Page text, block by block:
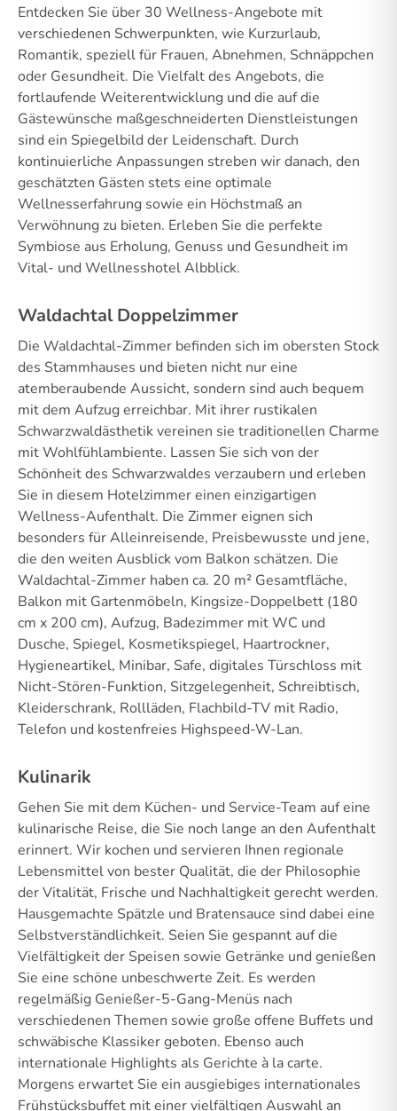
Entdecken Sie über 30 Wellness-Angebote mit
verschiedenen Schwerpunkten, wie Kurzurlaub,
Romantik, speziell für Frauen, Abnehmen, Schnäppchen
oder Gesundheit. Die Vielfalt des Angebots, die
fortlaufende Weiterentwicklung und die auf die
Gästewünsche maßgeschneiderten Dienstleistungen
sind ein Spiegelbild der Leidenschaft. Durch
kontinuierliche Anpassungen streben wir danach, den
geschätzten Gästen stets eine optimale
Wellnesserfahrung sowie ein Höchstmaß an
Verwöhnung zu bieten. Erleben Sie die perfekte
Symbiose aus Erholung, Genuss und Gesundheit im
Vital- und Wellnesshotel Albblick.
Waldachtal Doppelzimmer
Die Waldachtal-Zimmer befinden sich im obersten Stock
des Stammhauses und bieten nicht nur eine
atemberaubende Aussicht, sondern sind auch bequem
mit dem Aufzug erreichbar. Mit ihrer rustikalen
Schwarzwaldästhetik vereinen sie traditionellen Charme
mit Wohlfühlambiente. Lassen Sie sich von der
Schönheit des Schwarzwaldes verzaubern und erleben
Sie in diesem Hotelzimmer einen einzigartigen
Wellness-Aufenthalt. Die Zimmer eignen sich
besonders für Alleinreisende, Preisbewusste und jene,
die den weiten Ausblick vom Balkon schätzen. Die
Waldachtal-Zimmer haben ca. 20 m² Gesamtfläche,
Balkon mit Gartenmöbeln, Kingsize-Doppelbett (180
cm x 200 cm), Aufzug, Badezimmer mit WC und
Dusche, Spiegel, Kosmetikspiegel, Haartrockner,
Hygieneartikel, Minibar, Safe, digitales Türschloss mit
Nicht-Stören-Funktion, Sitzgelegenheit, Schreibtisch,
Kleiderschrank, Rollläden, Flachbild-TV mit Radio,
Telefon und kostenfreies Highspeed-W-Lan.
Kulinarik
Gehen Sie mit dem Küchen- und Service-Team auf eine
kulinarische Reise, die Sie noch lange an den Aufenthalt
erinnert. Wir kochen und servieren Ihnen regionale
Lebensmittel von bester Qualität, die der Philosophie
der Vitalität, Frische und Nachhaltigkeit gerecht werden.
Hausgemachte Spätzle und Bratensauce sind dabei eine
Selbstverständlichkeit. Seien Sie gespannt auf die
Vielfältigkeit der Speisen sowie Getränke und genießen
Sie eine schöne unbeschwerte Zeit. Es werden
regelmäßig Genießer-5-Gang-Menüs nach
verschiedenen Themen sowie große offene Buffets und
schwäbische Klassiker geboten. Ebenso auch
internationale Highlights als Gerichte à la carte.
Morgens erwartet Sie ein ausgiebiges internationales
Frühstücksbuffet mit einer vielfältigen Auswahl an